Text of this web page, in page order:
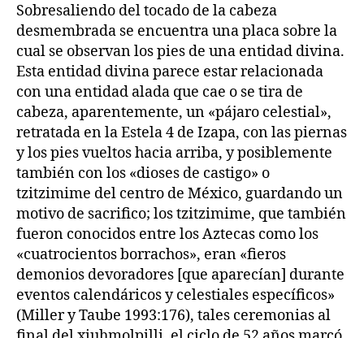
Sobresaliendo del tocado de la cabeza
desmembrada se encuentra una placa sobre la
cual se observan los pies de una entidad divina.
Esta entidad divina parece estar relacionada
con una entidad alada que cae o se tira de
cabeza, aparentemente, un «pájaro celestial»,
retratada en la Estela 4 de Izapa, con las piernas
y los pies vueltos hacia arriba, y posiblemente
también con los «dioses de castigo» o
tzitzimime del centro de México, guardando un
motivo de sacrifico; los tzitzimime, que también
fueron conocidos entre los Aztecas como los
«cuatrocientos borrachos», eran «fieros
demonios devoradores [que aparecían] durante
eventos calendáricos y celestiales específicos»
(Miller y Taube 1993:176), tales ceremonias al